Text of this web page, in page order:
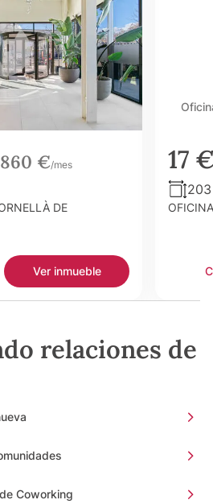
€/mes
DE
Ver inmueble
17
relaciones de
Coworking